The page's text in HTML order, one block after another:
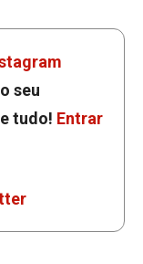
seu
tudo! Entrar